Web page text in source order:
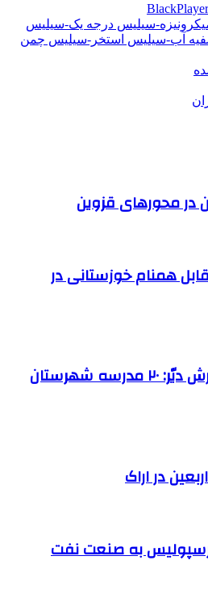
سیلیس درجه یک-سیلیس
آب-سیلیس استخر-سیلیس چمن
در محورهای قزوین
همنام خوزستانی در
مدیر آموزش و پرورش دیّر: ۲۰ مدرسه شهرستان
در اراک
به صنعت نفت